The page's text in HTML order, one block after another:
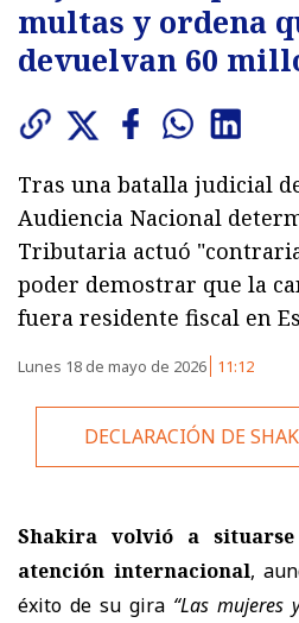
multas y ordena
devuelvan 60
Tras una batalla judicial
Audiencia Nacional
Tributaria actuó
poder demostrar que la
fuera residente fiscal en
Lunes 18 de mayo de 2026 11:12
DECLARACIÓN DE
Shakira volvió a
atención internacional,
éxito de su gira “Las mujeres